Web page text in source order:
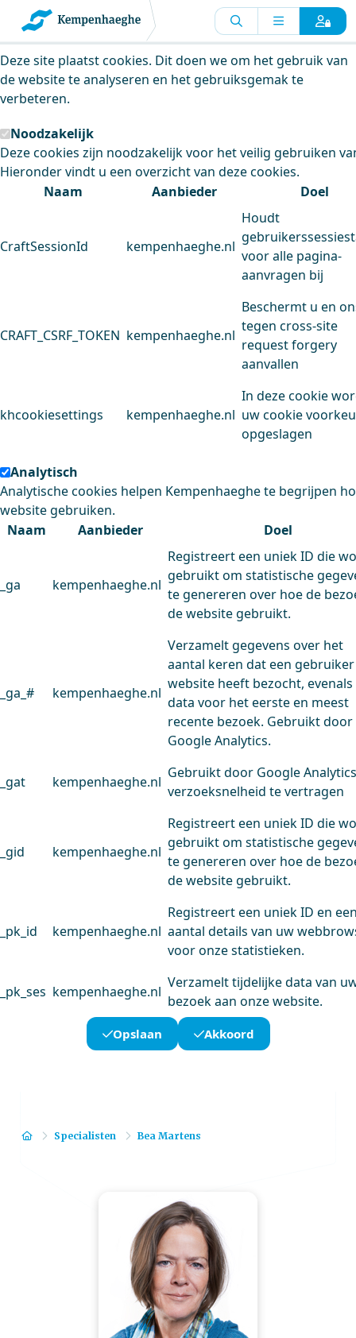
Kempenhaeghe maakt gebruik van
cookies
Deze site plaatst cookies. Dit doen we om het gebruik van
de website te analyseren en het gebruiksgemak te
verbeteren.
Noodzakelijk
Deze cookies zijn noodzakelijk voor het veilig gebruiken
Hieronder vindt u een overzicht van deze cookies.
Naam
Aanbieder Doel
CraftSessionId kempenhaeghe.nl
Houdt
voor alle pagina-
aanvragen bij
CRAFT_CSRF_TOKEN kempenhaeghe.nl
Beschermt u en
tegen cross-site
request forgery
aanvallen
khcookiesettings kempenhaeghe.nl
In deze cookie
uw cookie
opgeslagen
Analytisch
Analytische cookies helpen Kempenhaeghe te begrijpen
website gebruiken.
Naam
Aanbieder Doel
_ga kempenhaeghe.nl
Registreert een uniek ID die
gebruikt om statistische
te genereren over hoe de
de website gebruikt.
_ga_# kempenhaeghe.nl
Verzamelt gegevens over het
aantal keren dat een
website heeft bezocht, evenals
data voor het eerste en meest
recente bezoek. Gebruikt door
Google Analytics.
_gat kempenhaeghe.nl
Gebruikt door Google
verzoeksnelheid te vertragen
_gid kempenhaeghe.nl
Registreert een uniek ID die
gebruikt om statistische
te genereren over hoe de
de website gebruikt.
_pk_id kempenhaeghe.nl
Registreert een uniek ID en
aantal details van uw
voor onze statistieken.
_pk_ses kempenhaeghe.nl
Verzamelt tijdelijke data van
bezoek aan onze website.
Opslaan Akkoord
HomeSpecialisten Bea Martens